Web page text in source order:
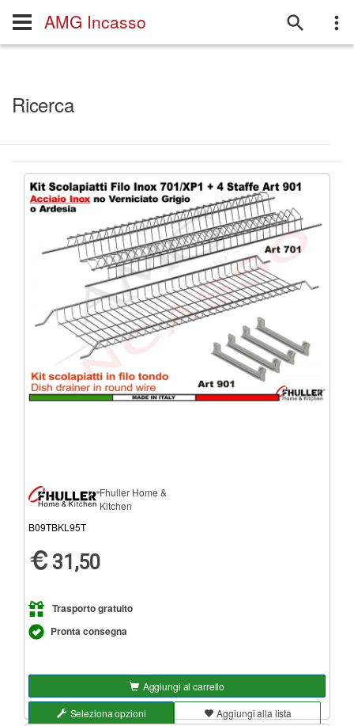
AMG Incasso
Ricerca
Fhuller Home &
Kitchen
B09TBKL95T
31,50
Trasporto gratuito
Pronta consegna
Aggiungi al carrello
Seleziona opzioni
Aggiungi alla lista